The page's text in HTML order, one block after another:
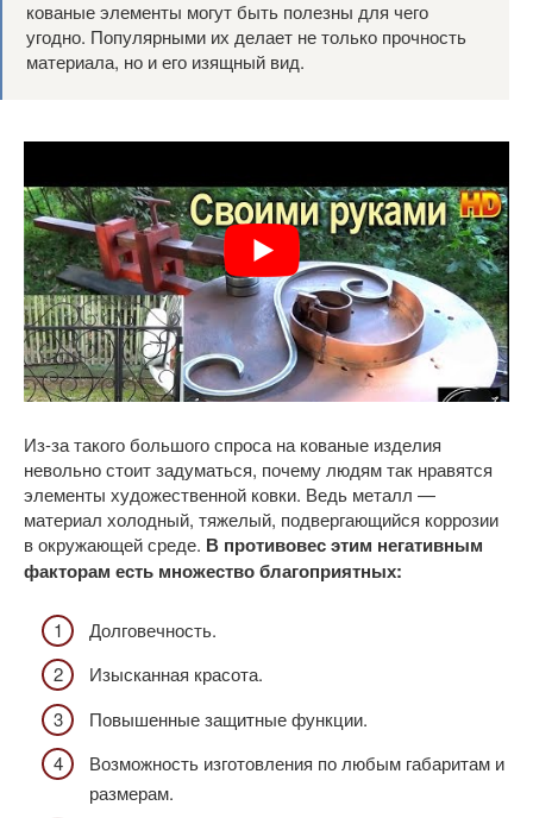
кованые элементы могут быть полезны для чего
угодно. Популярными их делает не только прочность
материала, но и его изящный вид.
Из-за такого большого спроса на кованые изделия
невольно стоит задуматься, почему людям так нравятся
элементы художественной ковки. Ведь металл —
материал холодный, тяжелый, подвергающийся коррозии
в окружающей среде. В противовес этим негативным
факторам есть множество благоприятных:
Долговечность.
Изысканная красота.
Повышенные защитные функции.
Возможность изготовления по любым габаритам и
размерам.